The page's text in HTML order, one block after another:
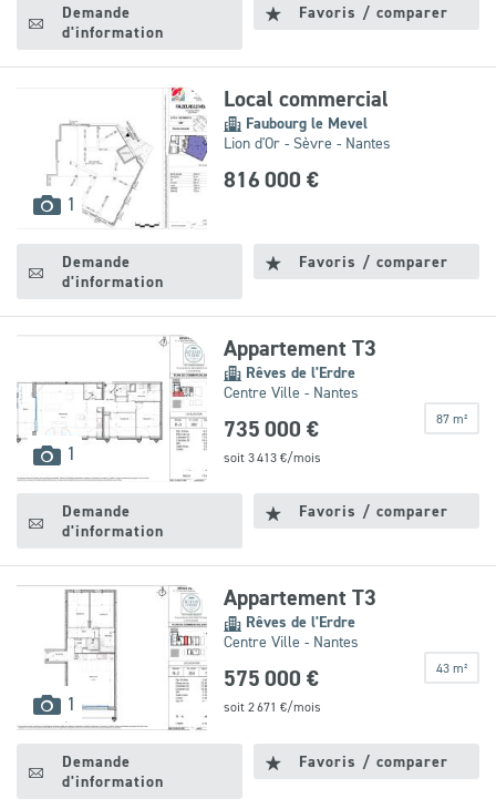
Demande
d'information
Favoris / comparer
1 images
disponibles
Local commercial
Faubourg le Mevel
Lion d'Or - Sèvre - Nantes
816 000 €
Demande
d'information
Favoris / comparer
1
disponibles
Appartement T3
Rêves de l'Erdre
Centre Ville - Nantes
87 m²
735 000 €
soit 3 413€/mois
Demande
d'information
Favoris / comparer
1 images
disponibles
Appartement T3
Rêves de l'Erdre
Centre Ville - Nantes
43 m²
575 000 €
soit 2 671 €/mois
Demande
d'information
Favoris / comparer